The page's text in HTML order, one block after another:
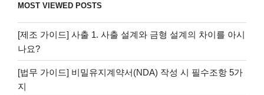
MOST VIEWED POSTS
[제조 가이드] 사출 1. 사출 설계와 금형 설계의 차이를 아시
나요?
[법무 가이드] 비밀유지계약서(NDA) 작성 시 필수조항 5가
지